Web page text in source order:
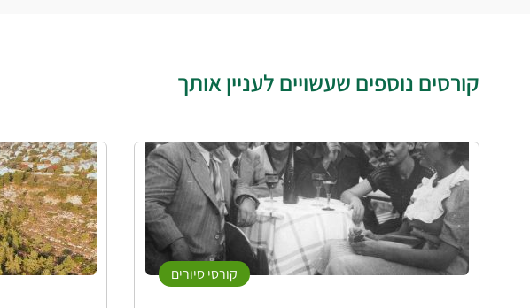
קורסים נוספים שעשויים לעניין אותך
קורסי סיורים